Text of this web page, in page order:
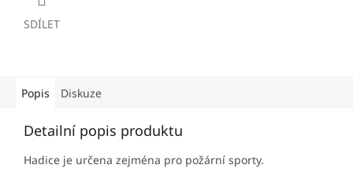
SDÍLET
Popis Diskuze
Detailní popis produktu
Hadice je určena zejména pro požární sporty.